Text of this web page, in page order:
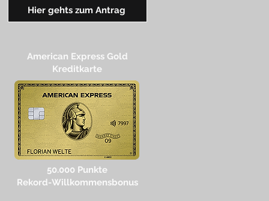
Hier gehts zum Antrag
American Express Gold
Kreditkarte
50.000 Punkte
Rekord-Willkommensbonus